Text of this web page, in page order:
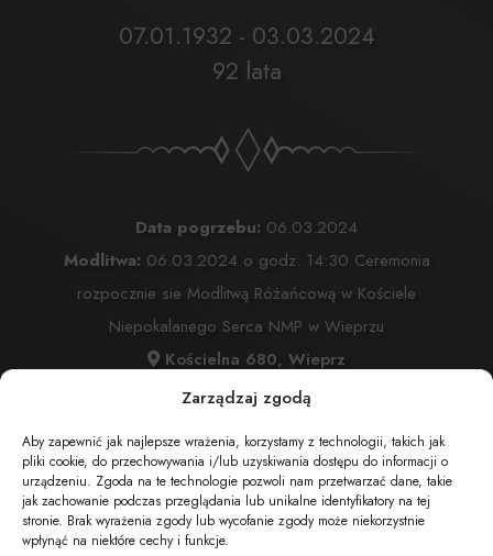
Zarządzaj zgodą
Aby zapewnić jak najlepsze wrażenia, korzystamy z technologii, takich jak
pliki cookie, do przechowywania i/lub uzyskiwania dostępu do informacji o
urządzeniu. Zgoda na te technologie pozwoli nam przetwarzać dane, takie
jak zachowanie podczas przeglądania lub unikalne identyfikatory na tej
stronie. Brak wyrażenia zgody lub wycofanie zgody może niekorzystnie
wpłynąć na niektóre cechy i funkcje.
07.01.1932 - 03.03.2024
92 lata
Data pogrzebu: 06.03.2024
Modlitwa: 06.03.2024 o godz. 14:30 Ceremonia
rozpocznie sie Modlitwą Różańcową w Kościele
Niepokalanego Serca NMP w Wieprzu
Kościelna 680, Wieprz
06.03.2024 o godz. 15:00 w Kościele
Kościelna 680, Wieprz
Cmentarz: Cmentarz Komunalny w Wieprzu
Wieprz ul. Kościelna